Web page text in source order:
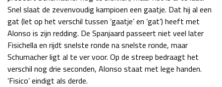
Snel slaat de zevenvoudig kampioen een gaatje. Dat hij al een
gat (let op het verschil tussen ’gaatje’ en ’gat’) heeft met
Alonso is zijn redding. De Spanjaard passeert niet veel later
Fisichella en rijdt snelste ronde na snelste ronde, maar
Schumacher ligt al te ver voor. Op de streep bedraagt het
verschil nog drie seconden, Alonso staat met lege handen.
’Fisico’ eindigt als derde.